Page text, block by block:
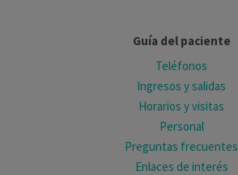
Guía del paciente
Teléfonos
Ingresos y salidas
Horarios y visitas
Personal
Preguntas frecuentes
Enlaces de interés